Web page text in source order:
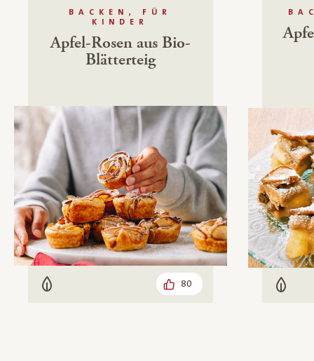
BACKEN, FÜR
KINDER
Apfel-Rosen aus Bio-
Blätterteig
Vegetarisch 80